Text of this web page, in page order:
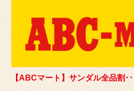
【ABCマート】サンダル全品割･･